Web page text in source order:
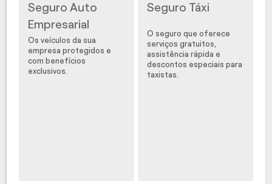
Seguro Auto
Empresarial
Os veículos da sua
empresa protegidos e
com benefícios
exclusivos.
Seguro Táxi
O seguro que oferece
serviços gratuitos,
assistência rápida e
descontos especiais para
taxistas.